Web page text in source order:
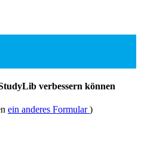
verbessern können
ein anderes Formular)